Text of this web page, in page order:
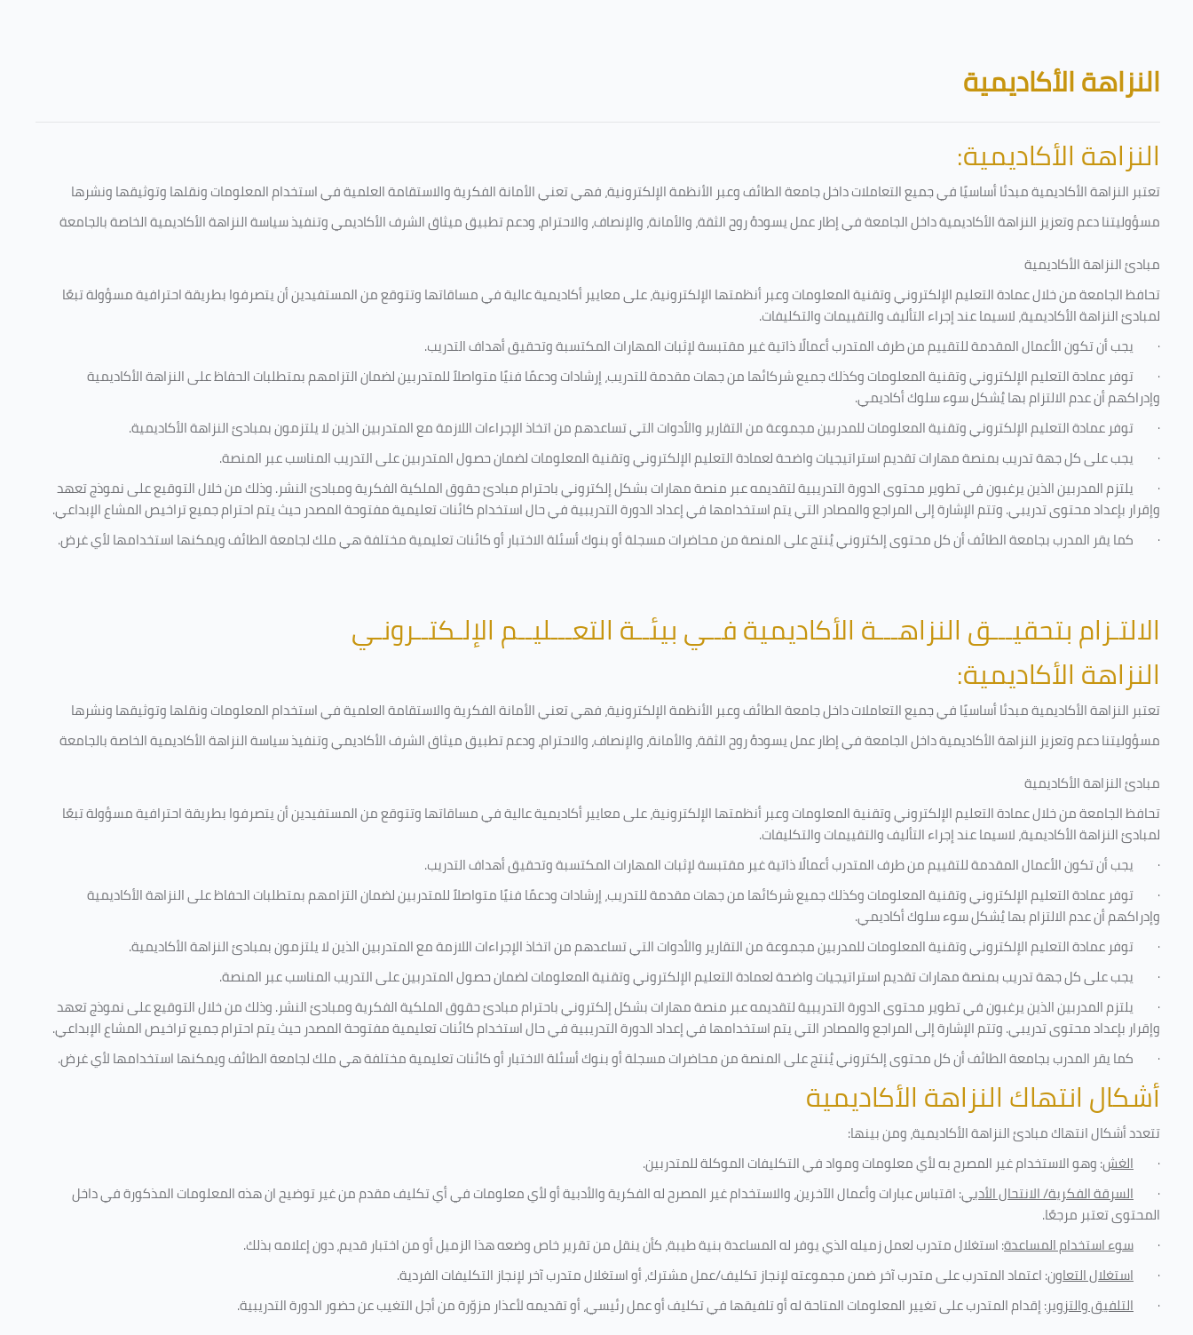
الكتل
النزاهة الأكاديمية
النزاهة الأكاديمية:
تعتبر النزاهة الأكاديمية مبدئا أساسيًا في جميع التعاملات داخل جامعة الطائف وعبر الأنظمة الإلكترونية، فهي تعني الأمانة الفكرية والاستقامة العلمية في استخدام المعلومات ونقلها وتوثيقها ونشرها
مسؤوليتنا دعم وتعزيز النزاهة الأكاديمية داخل الجامعة في إطار عمل يسودهُ روح الثقة، والأمانة، والإنصاف، والاحترام، ودعم تطبيق ميثاق الشرف الأكاديمي وتنفيذ سياسة النزاهة الأكاديمية الخاصة بالجامعة
مبادئ النزاهة الأكاديمية
تحافظ الجامعة من خلال عمادة التعليم الإلكتروني وتقنية المعلومات وعبر أنظمتها الإلكترونية، على معايير أكاديمية عالية في مساقاتها وتتوقع من المستفيدين أن يتصرفوا بطريقة احترافية مسؤولة تبعًا
لمبادئ النزاهة الأكاديمية، لاسيما عند إجراء التأليف والتقييمات والتكليفات.
· يجب أن تكون الأعمال المقدمة للتقييم من طرف المتدرب أعمالًا ذاتية غير مقتبسة لإثبات المهارات المكتسبة وتحقيق أهداف التدريب.
· توفر عمادة التعليم الإلكتروني وتقنية المعلومات وكذلك جميع شركائها من جهات مقدمة للتدريب، إرشادات ودعمًا فنيًا متواصلاً للمتدربين لضمان التزامهم بمتطلبات الحفاظ على النزاهة الأكاديمية
وإدراكهم أن عدم الالتزام بها يُشكل سوء سلوك أكاديمي.
· توفر عمادة التعليم الإلكتروني وتقنية المعلومات للمدربين مجموعة من التقارير والأدوات التي تساعدهم من اتخاذ الإجراءات اللازمة مع المتدربين الذين لا يلتزمون بمبادئ النزاهة الأكاديمية.
· يجب على كل جهة تدريب بمنصة مهارات تقديم استراتيجيات واضحة لعمادة التعليم الإلكتروني وتقنية المعلومات لضمان حصول المتدربين على التدريب المناسب عبر المنصة.
· يلتزم المدربين الذين يرغبون في تطوير محتوى الدورة التدريبية لتقديمه عبر منصة مهارات بشكل إلكتروني باحترام مبادئ حقوق الملكية الفكرية ومبادئ النشر. وذلك من خلال التوقيع على نموذج تعهد
وإقرار بإعداد محتوى تدريبي. وتتم الإشارة إلى المراجع والمصادر التي يتم استخدامها في إعداد الدورة التدريبية في حال استخدام كائنات تعليمية مفتوحة المصدر حيث يتم احترام جميع تراخيص المشاع الإبداعي.
· كما يقر المدرب بجامعة الطائف أن كل محتوى إلكتروني يُنتج على المنصة من محاضرات مسجلة أو بنوك أسئلة الاختبار أو كائنات تعليمية مختلفة هي ملك لجامعة الطائف ويمكنها استخدامها لأي غرض.
الالتـزام بتحقيـــق النزاهـــة الأكاديمية فــي بيئــة التعـــليــم الإلـكتــرونـي
النزاهة الأكاديمية:
تعتبر النزاهة الأكاديمية مبدئا أساسيًا في جميع التعاملات داخل جامعة الطائف وعبر الأنظمة الإلكترونية، فهي تعني الأمانة الفكرية والاستقامة العلمية في استخدام المعلومات ونقلها وتوثيقها ونشرها
مسؤوليتنا دعم وتعزيز النزاهة الأكاديمية داخل الجامعة في إطار عمل يسودهُ روح الثقة، والأمانة، والإنصاف، والاحترام، ودعم تطبيق ميثاق الشرف الأكاديمي وتنفيذ سياسة النزاهة الأكاديمية الخاصة بالجامعة
مبادئ النزاهة الأكاديمية
تحافظ الجامعة من خلال عمادة التعليم الإلكتروني وتقنية المعلومات وعبر أنظمتها الإلكترونية، على معايير أكاديمية عالية في مساقاتها وتتوقع من المستفيدين أن يتصرفوا بطريقة احترافية مسؤولة تبعًا
لمبادئ النزاهة الأكاديمية، لاسيما عند إجراء التأليف والتقييمات والتكليفات.
· يجب أن تكون الأعمال المقدمة للتقييم من طرف المتدرب أعمالًا ذاتية غير مقتبسة لإثبات المهارات المكتسبة وتحقيق أهداف التدريب.
· توفر عمادة التعليم الإلكتروني وتقنية المعلومات وكذلك جميع شركائها من جهات مقدمة للتدريب، إرشادات ودعمًا فنيًا متواصلاً للمتدربين لضمان التزامهم بمتطلبات الحفاظ على النزاهة الأكاديمية
وإدراكهم أن عدم الالتزام بها يُشكل سوء سلوك أكاديمي.
· توفر عمادة التعليم الإلكتروني وتقنية المعلومات للمدربين مجموعة من التقارير والأدوات التي تساعدهم من اتخاذ الإجراءات اللازمة مع المتدربين الذين لا يلتزمون بمبادئ النزاهة الأكاديمية.
· يجب على كل جهة تدريب بمنصة مهارات تقديم استراتيجيات واضحة لعمادة التعليم الإلكتروني وتقنية المعلومات لضمان حصول المتدربين على التدريب المناسب عبر المنصة.
· يلتزم المدربين الذين يرغبون في تطوير محتوى الدورة التدريبية لتقديمه عبر منصة مهارات بشكل إلكتروني باحترام مبادئ حقوق الملكية الفكرية ومبادئ النشر. وذلك من خلال التوقيع على نموذج تعهد
وإقرار بإعداد محتوى تدريبي. وتتم الإشارة إلى المراجع والمصادر التي يتم استخدامها في إعداد الدورة التدريبية في حال استخدام كائنات تعليمية مفتوحة المصدر حيث يتم احترام جميع تراخيص المشاع الإبداعي.
· كما يقر المدرب بجامعة الطائف أن كل محتوى إلكتروني يُنتج على المنصة من محاضرات مسجلة أو بنوك أسئلة الاختبار أو كائنات تعليمية مختلفة هي ملك لجامعة الطائف ويمكنها استخدامها لأي غرض.
أشكال انتهاك النزاهة الأكاديمية
تتعدد أشكال انتهاك مبادئ النزاهة الأكاديمية، ومن بينها:
· الغش: وهو الاستخدام غير المصرح به لأي معلومات ومواد في التكليفاتالموكلة للمتدربين.
· السرقة الفكرية/ الانتحال الأدبي: اقتباس عبارات وأعمال الآخرين، والاستخدام غير المصرح له الفكرية والأدبية أو لأي معلومات في أي تكليف مقدم من غير توضيح ان هذه المعلومات المذكورة في داخل
المحتوى تعتبر مرجعًا.
· سوء استخدام المساعدة: استغلال متدرب لعمل زميله الذي يوفر له المساعدة بنية طيبة، كأن ينقل من تقرير خاص وضعه هذا الزميل أو من اختبار قديم، دون إعلامه بذلك.
· استغلال التعاون: اعتماد المتدرب على متدرب آخر ضمن مجموعته لإنجاز تكليف/عمل مشترك، أو استغلال متدرب آخر لإنجاز التكليفات الفردية.
· التلفيق والتزوير: إقدام المتدرب على تغيير المعلومات المتاحة له أو تلفيقها في تكليف أو عمل رئيسي، أو تقديمه لأعذار مزوّرة من أجل التغيب عن حضور الدورة التدريبية.